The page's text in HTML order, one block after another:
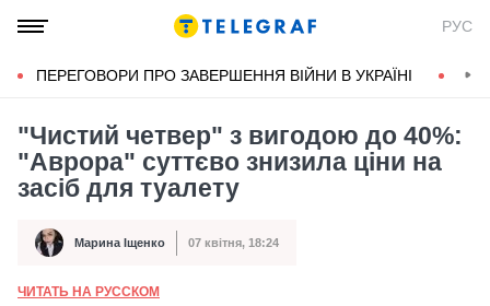
РУС
ПЕРЕГОВОРИ ПРО ЗАВЕРШЕННЯ ВІЙНИ В УКРАЇНІ
"Чистий четвер" з вигодою до 40%:
"Аврора" суттєво знизила ціни на
засіб для туалету
Автор Марина Іщенко
Дата публікації 07 квітня, 18:24
ЧИТАТЬ НА РУССКОМ